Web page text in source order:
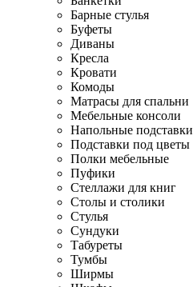
Барные стулья
Буфеты
Диваны
Кресла
Кровати
Комоды
Матрасы для спальни
Мебельные консоли
Напольные подставки
Подставки под цветы
Полки мебельные
Пуфики
Стеллажи для книг
Столы и столики
Стулья
Сундуки
Табуреты
Тумбы
Ширмы